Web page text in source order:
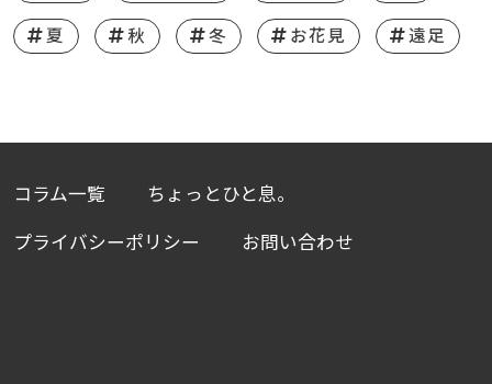
夏 秋 冬 お花見 遠足
コラム一覧 ちょっとひと息。
プライバシーポリシー お問い合わせ